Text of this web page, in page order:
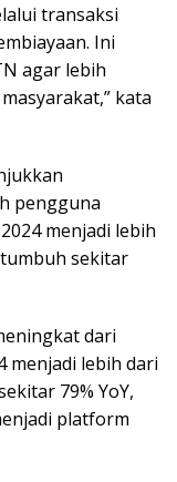
transaksi
Ini
agar lebih
kata
pengguna
menjadi lebih
sekitar
dari
menjadi lebih dari
79% YoY,
platform